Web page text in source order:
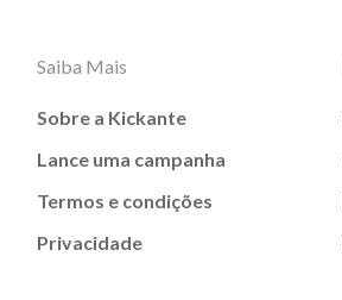
Saiba Mais
Sobre a Kickante
Lance uma campanha
Termos e condições
Privacidade